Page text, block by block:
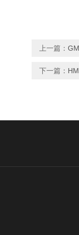
上一篇：
下一篇：